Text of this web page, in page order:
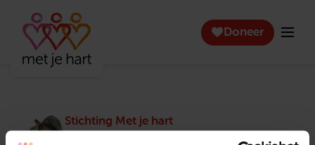
Doneer
Stichting Met je hart
Stichting Met je hart laat ouderen die zich